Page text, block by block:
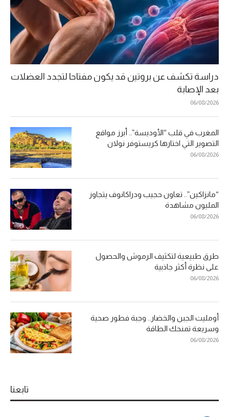
دراسة تكشف عن بروتين قد يكون مفتاحا لتجدد العضلات
بعد الإصابة
06/08/2026
المغرب في قلب “الأوديسة”.. أبرز مواقع
التصوير التي اختارها كريستوفر نولان
06/08/2026
“مانزاكين”.. تعاون حجيب ودراكانوف يتجاوز
المليون مشاهدة
06/08/2026
طرق طبيعية لتكثيف الرموش والحصول
على نظرة أكثر جاذبية
06/08/2026
أومليت الجبن والخضار.. وجبة فطور صحية
وسريعة تمنحك الطاقة
06/08/2026
تابعنا